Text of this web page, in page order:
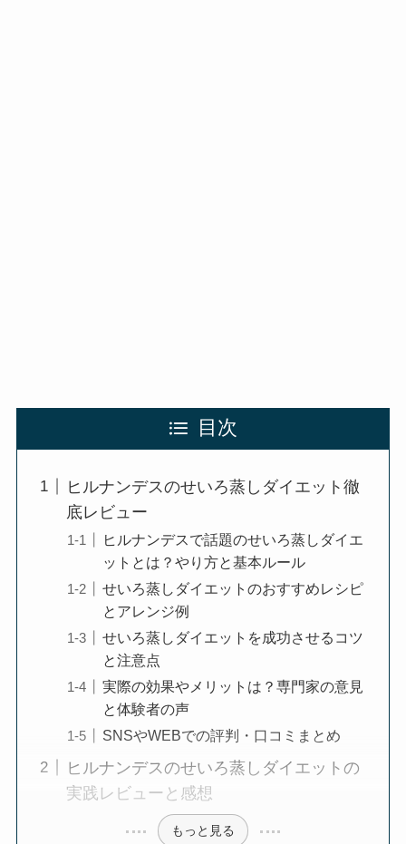
目次
ヒルナンデスのせいろ蒸しダイエット徹
底レビュー
ヒルナンデスで話題のせいろ蒸しダイエ
ットとは？やり方と基本ルール
せいろ蒸しダイエットのおすすめレシピ
とアレンジ例
せいろ蒸しダイエットを成功させるコツ
と注意点
実際の効果やメリットは？専門家の意見
と体験者の声
SNSやWEBでの評判・口コミまとめ
ヒルナンデスのせいろ蒸しダイエットの
実践レビューと感想
もっと見る